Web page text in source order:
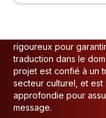
Chez INTO-
rigoureux pour
traduction dans le
projet est confié à un
secteur culturel, et est
approfondie pour
message.